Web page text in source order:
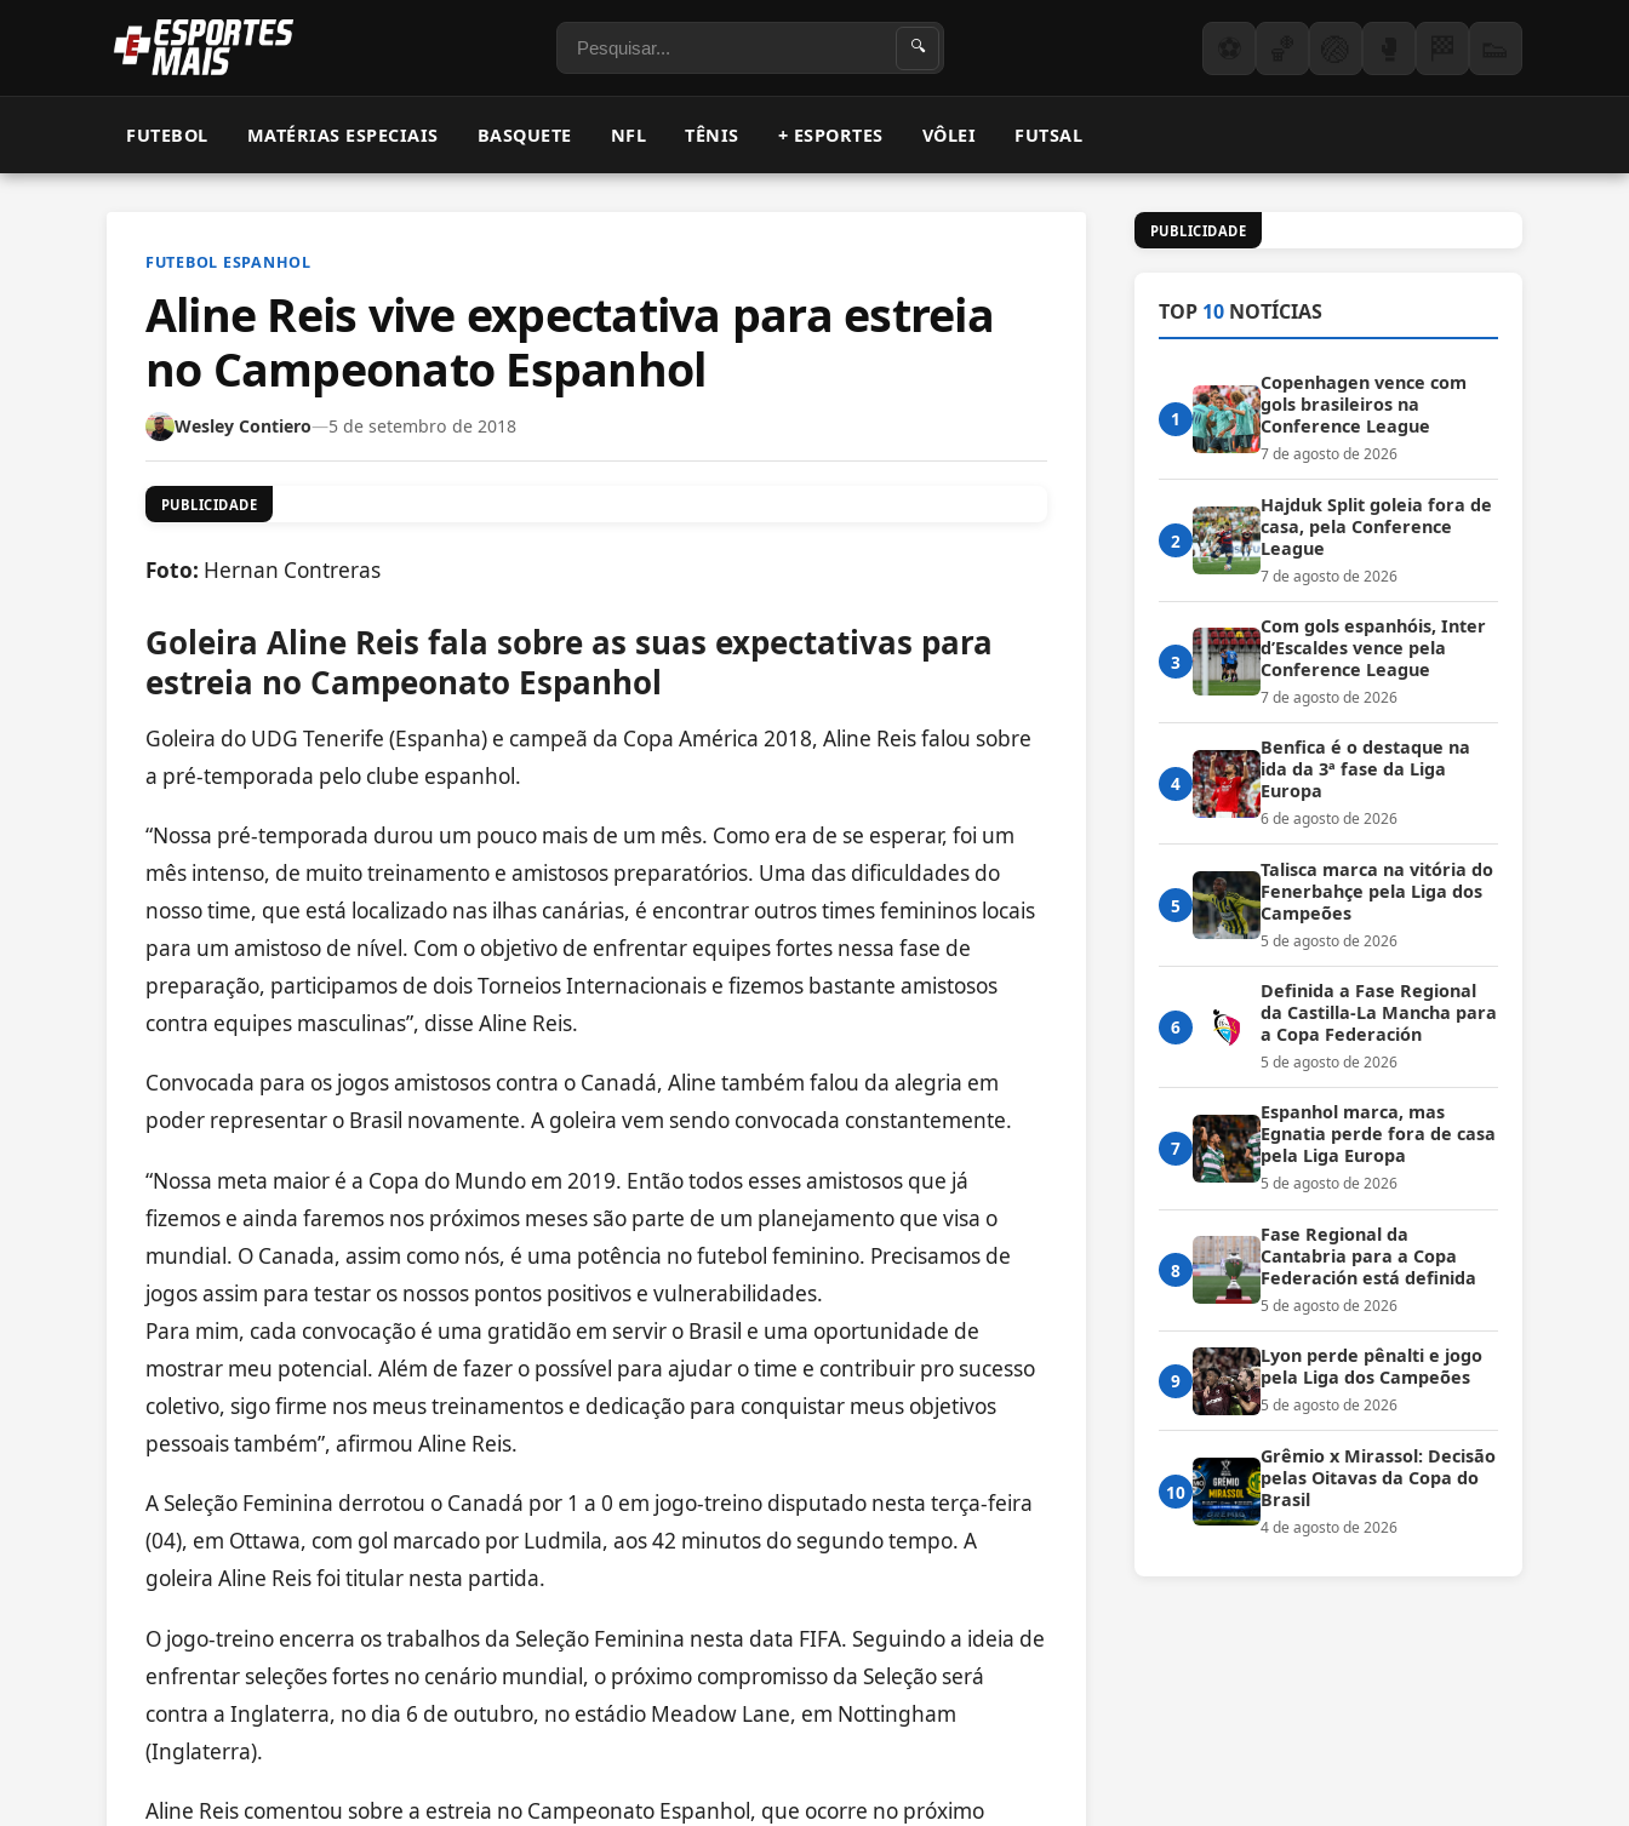
Pesquisar 🔍
FUTEBOL MATÉRIAS ESPECIAIS BASQUETE NFL TÊNIS + ESPORTES VÔLEI FUTSAL
FUTEBOL ESPANHOL
Aline Reis vive expectativa para estreia
no Campeonato Espanhol
Wesley Contiero—5 de setembro de 2018
PUBLICIDADE
Foto: Hernan Contreras
Goleira Aline Reis fala sobre as suas expectativas para
estreia no Campeonato Espanhol
Goleira do UDG Tenerife (Espanha) e campeã da Copa América 2018, Aline Reis falou sobre
a pré-temporada pelo clube espanhol.
“Nossa pré-temporada durou um pouco mais de um mês. Como era de se esperar, foi um
mês intenso, de muito treinamento e amistosos preparatórios. Uma das dificuldades do
nosso time, que está localizado nas ilhas canárias, é encontrar outros times femininos locais
para um amistoso de nível. Com o objetivo de enfrentar equipes fortes nessa fase de
preparação, participamos de dois Torneios Internacionais e fizemos bastante amistosos
contra equipes masculinas”, disse Aline Reis.
Convocada para os jogos amistosos contra o Canadá, Aline também falou da alegria em
poder representar o Brasil novamente. A goleira vem sendo convocada constantemente.
“Nossa meta maior é a Copa do Mundo em 2019. Então todos esses amistosos que já
fizemos e ainda faremos nos próximos meses são parte de um planejamento que visa o
mundial. O Canada, assim como nós, é uma potência no futebol feminino. Precisamos de
jogos assim para testar os nossos pontos positivos e vulnerabilidades.
Para mim, cada convocação é uma gratidão em servir o Brasil e uma oportunidade de
mostrar meu potencial. Além de fazer o possível para ajudar o time e contribuir pro sucesso
coletivo, sigo firme nos meus treinamentos e dedicação para conquistar meus objetivos
pessoais também”, afirmou Aline Reis.
A Seleção Feminina derrotou o Canadá por 1 a 0 em jogo-treino disputado nesta terça-feira
(04), em Ottawa, com gol marcado por Ludmila, aos 42 minutos do segundo tempo. A
goleira Aline Reis foi titular nesta partida.
O jogo-treino encerra os trabalhos da Seleção Feminina nesta data FIFA. Seguindo a ideia de
enfrentar seleções fortes no cenário mundial, o próximo compromisso da Seleção será
contra a Inglaterra, no dia 6 de outubro, no estádio Meadow Lane, em Nottingham
(Inglaterra).
Aline Reis comentou sobre a estreia no Campeonato Espanhol, que ocorre no próximo
PUBLICIDADE
TOP 10 NOTÍCIAS
1
Copenhagen vence com
gols brasileiros na
Conference League
7 de agosto de 2026
2
Hajduk Split goleia fora de
casa, pela Conference
League
7 de agosto de 2026
3
Com gols espanhóis, Inter
d’Escaldes vence pela
Conference League
7 de agosto de 2026
4
Benfica é o destaque na
ida da 3ª fase da Liga
Europa
6 de agosto de 2026
5
Talisca marca na vitória do
Fenerbahçe pela Liga dos
Campeões
5 de agosto de 2026
6
Definida a Fase Regional
da Castilla-La Mancha para
a Copa Federación
5 de agosto de 2026
7
Espanhol marca, mas
Egnatia perde fora de casa
pela Liga Europa
5 de agosto de 2026
8
Fase Regional da
Cantabria para a Copa
Federación está definida
5 de agosto de 2026
9
Lyon perde pênalti e jogo
pela Liga dos Campeões
5 de agosto de 2026
10
Grêmio x Mirassol: Decisão
pelas Oitavas da Copa do
Brasil
4 de agosto de 2026